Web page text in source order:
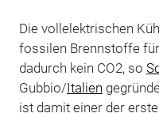
Die vollelektrischen
fossilen Brennstoffe
dadurch kein CO2, so
Gubbio/Italien
ist damit einer der